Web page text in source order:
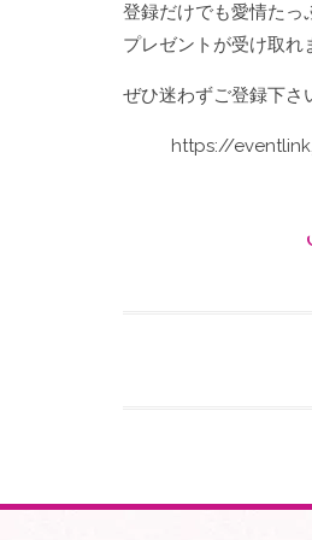
登録だけでも愛情たっ
プレゼントが受け取れ
ぜひ迷わずご登録下さ
https://